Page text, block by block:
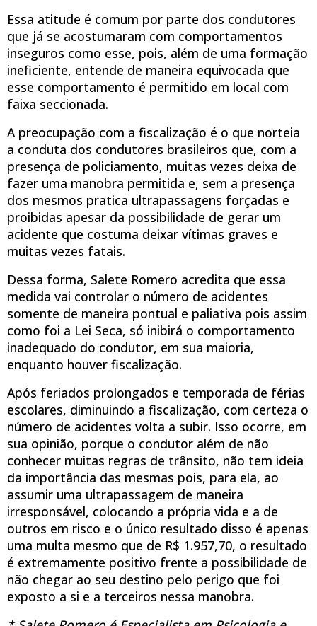
Essa atitude é comum por parte dos condutores
que já se acostumaram com comportamentos
inseguros como esse, pois, além de uma formação
ineficiente, entende de maneira equivocada que
esse comportamento é permitido em local com
faixa seccionada.
A preocupação com a fiscalização é o que norteia
a conduta dos condutores brasileiros que, com a
presença de policiamento, muitas vezes deixa de
fazer uma manobra permitida e, sem a presença
dos mesmos pratica ultrapassagens forçadas e
proibidas apesar da possibilidade de gerar um
acidente que costuma deixar vítimas graves e
muitas vezes fatais.
Dessa forma, Salete Romero acredita que essa
medida vai controlar o número de acidentes
somente de maneira pontual e paliativa pois assim
como foi a Lei Seca, só inibirá o comportamento
inadequado do condutor, em sua maioria,
enquanto houver fiscalização.
Após feriados prolongados e temporada de férias
escolares, diminuindo a fiscalização, com certeza o
número de acidentes volta a subir. Isso ocorre, em
sua opinião, porque o condutor além de não
conhecer muitas regras de trânsito, não tem ideia
da importância das mesmas pois, para ela, ao
assumir uma ultrapassagem de maneira
irresponsável, colocando a própria vida e a de
outros em risco e o único resultado disso é apenas
uma multa mesmo que de R$ 1.957,70, o resultado
é extremamente positivo frente a possibilidade de
não chegar ao seu destino pelo perigo que foi
exposto a si e a terceiros nessa manobra.